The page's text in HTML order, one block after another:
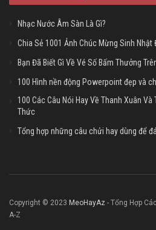
Nhạc Nước Âm Sàn Là Gì?
Chia Sẻ 1001 Ảnh Chúc Mừng Sinh
Bạn Đã Biết Gì Về Vé Số Bấm Thưởng
100 Hình nền động Powerpoint đẹp và
100 Các Câu Nói Hay Về Thanh Xuân Và
Thức
Tổng hợp những câu chửi hay dùng để
Copyright © 2023 MeoHayAz - Tổng Hợp
A-Z